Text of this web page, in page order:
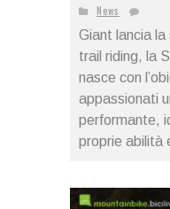
News
Giant lancia
trail riding, la
nasce con
appassionati
performante,
proprie abilità